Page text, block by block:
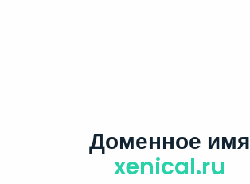
Доменное имя
xenical.ru